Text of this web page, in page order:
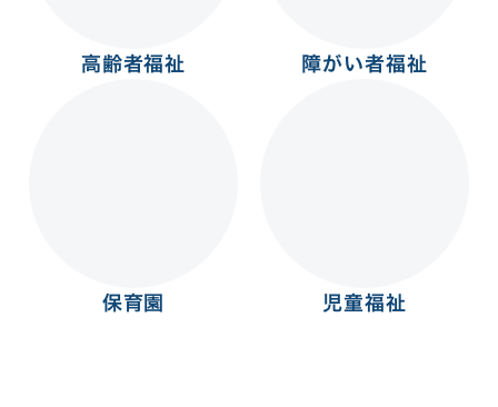
高齢者福祉 障がい者福祉
保育園 児童福祉